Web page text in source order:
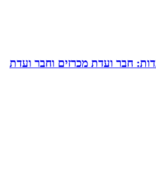
חבר ועדת מכרזים וחבר ועדת